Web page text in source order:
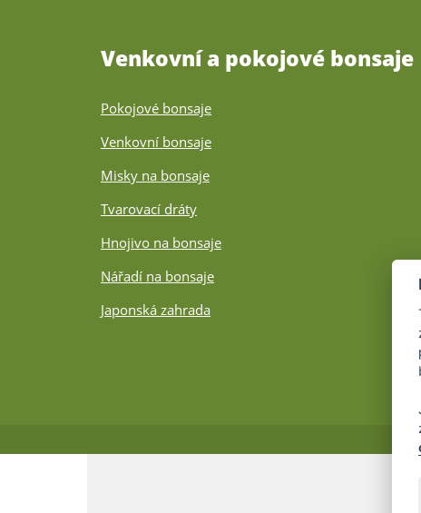
Venkovní a pokojové bonsaje
Pokojové bonsaje
Venkovní bonsaje
Misky na bonsaje
Tvarovací dráty
Hnojivo na bonsaje
Nářadí na bonsaje
Japonská zahrada